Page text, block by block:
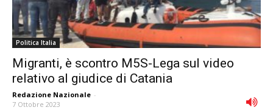
Politica Italia
Migranti, è scontro M5S-Lega sul video
relativo al giudice di Catania
Redazione Nazionale -
7 Ottobre 2023